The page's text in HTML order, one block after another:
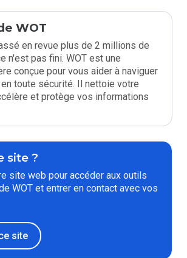
WOT
en revue plus de 2 millions de
n'est pas fini. WOT est une
conçue pour vous aider à naviguer
toute sécurité. Il nettoie votre
et protège vos informations
site ?
site web pour accéder aux outils
WOT et entrer en contact avec vos
site